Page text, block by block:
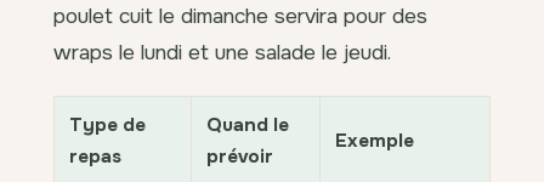
poulet cuit le dimanche servira pour des
wraps le lundi et une salade le jeudi.
Type de
repas
Quand le
prévoir
Exemple